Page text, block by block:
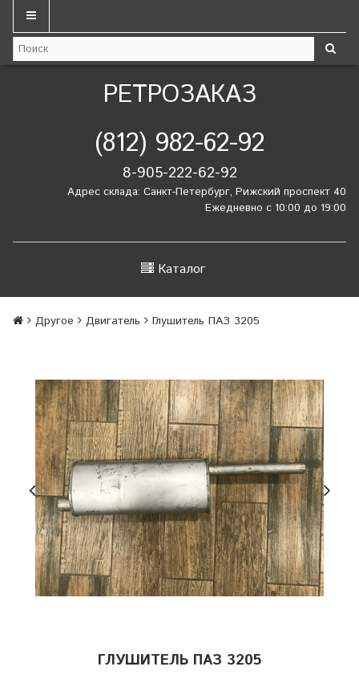
РЕТРОЗАКАЗ
(812) 982-62-92
8-905-222-62-92
Адрес склада: Санкт-Петербург, Рижский проспект 40
Ежедневно с 10:00 до 19:00
Каталог
Другое Двигатель Глушитель ПАЗ 3205
ГЛУШИТЕЛЬ ПАЗ 3205